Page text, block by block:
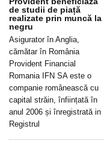
de studii de piață
realizate prin muncă la
negru
Asigurator în Anglia,
cămătar în România
Provident Financial
Romania IFN SA este o
companie românească cu
capital străin, înființată în
anul 2006 și înregistrată in
Registrul